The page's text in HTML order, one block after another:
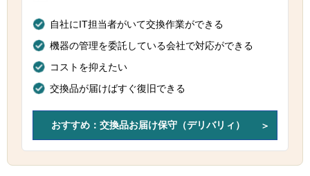
自社にIT担当者がいて交換作業ができる
機器の管理を委託している会社で対応ができる
コストを抑えたい
交換品が届けばすぐ復旧できる
おすすめ：交換品お届け保守（デリバリィ）